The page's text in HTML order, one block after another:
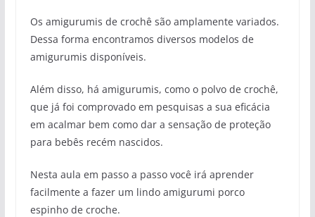
Os amigurumis de crochê são amplamente variados.
Dessa forma encontramos diversos modelos de
amigurumis disponíveis.
Além disso, há amigurumis, como o polvo de crochê,
que já foi comprovado em pesquisas a sua eficácia
em acalmar bem como dar a sensação de proteção
para bebês recém nascidos.
Nesta aula em passo a passo você irá aprender
facilmente a fazer um lindo amigurumi porco
espinho de croche.